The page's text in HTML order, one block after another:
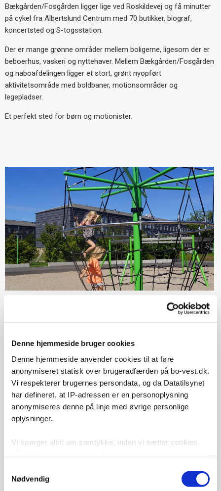
Denne hjemmeside bruger cookies
Denne hjemmeside anvender cookies til at føre
anonymiseret statisk over brugeradfærden på bo-vest.dk.
Vi respekterer brugernes persondata, og da Datatilsynet
har defineret, at IP-adressen er en personoplysning
anonymiseres denne på linje med øvrige personlige
oplysninger.
Vi spørger altid om samtykke, inden vi sætter cookies,
Vi bruger cookies til at tilpasse vores indhold, til at vise
Nødvendig
Bækgården/Fosgården ligger lige ved Roskildevej og få minutter
på cykel fra Albertslund Centrum med 70 butikker, biograf,
koncertsted og S-togsstation.
Der er mange grønne områder mellem boligerne, ligesom der er
beboerhus, vaskeri og nyttehaver. Mellem Bækgården/Fosgården
og naboafdelingen ligger et stort, grønt nyopført
aktivitetsområde med boldbaner, motionsområder og
legepladser.
Et perfekt sted for børn og motionister.